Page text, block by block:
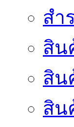
สำ
สิน
สิน
สิน